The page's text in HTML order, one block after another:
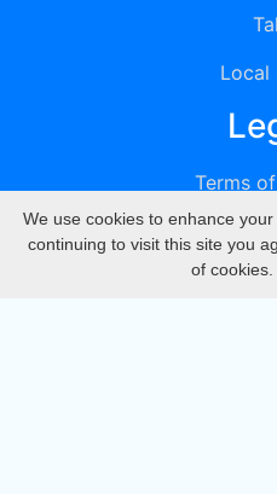
Local
Terms
We use cookies to enhance
continuing to visit this site you
of cookies.